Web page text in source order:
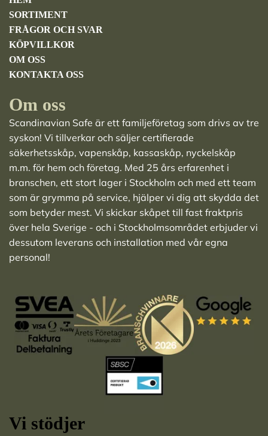
SORTIMENT
FRÅGOR OCH SVAR
KÖPVILLKOR
OM OSS
KONTAKTA OSS
Om oss
Scandinavian Safe är ett familjeföretag som drivs av tre
syskon! Vi tillverkar och säljer certifierade
säkerhetsskåp, vapenskåp, kassaskåp, nyckelskåp
m.m. för hem och företag. Med 25 års erfarenhet i
branschen, ett stort lager i Stockholm och med ett team
som är grymma på service, hjälper vi dig att skydda det
som betyder mest. Vi skickar skåpet till fast fraktpris
över hela Sverige - och i Stockholmsområdet erbjuder vi
dessutom leverans och installation med vår egna
personal!
Vi stödjer